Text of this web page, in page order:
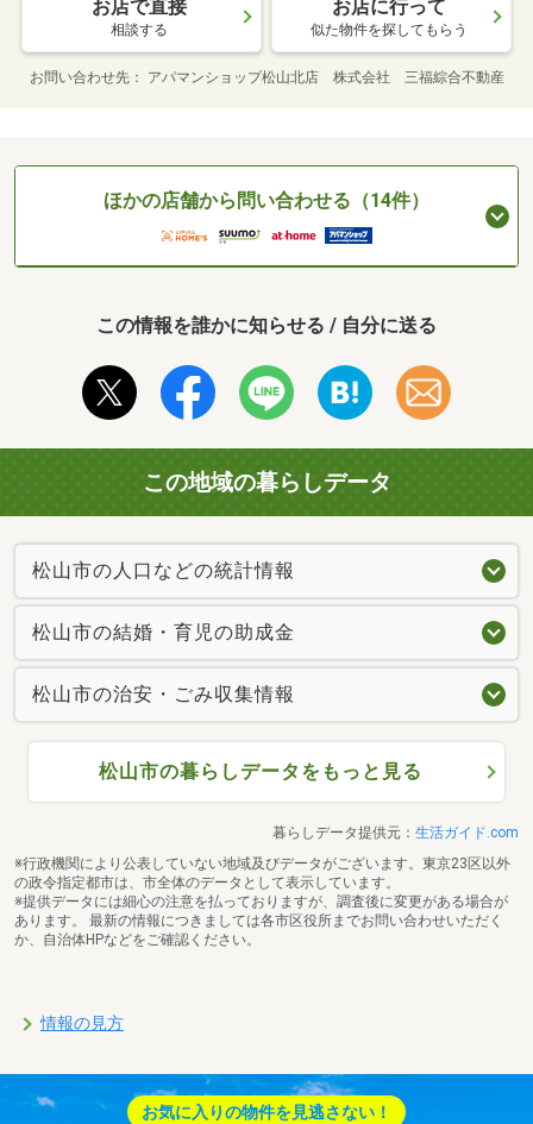
お店で直接
相談する
お店に行って
似た物件を探してもらう
お問い合わせ先 アパマンショップ松山北店 株式会社 三福綜合不動産
ほかの店舗から問い合わせる（14件）
この情報を誰かに知らせる / 自分に送る
この地域の暮らしデータ
松山市の人口などの統計情報
松山市の結婚・育児の助成金
松山市の治安・ごみ収集情報
松山市の暮らしデータをもっと見る
暮らしデータ提供元： 生活ガイド.com
※行政機関により公表していない地域及びデータがございます。東京23区以外
の政令指定都市は、市全体のデータとして表示しています。
※提供データには細心の注意を払っておりますが、調査後に変更がある場合が
あります。 最新の情報につきましては各市区役所までお問い合わせいただく
か、自治体HPなどをご確認ください。
情報の見方
お気に入りの物件を見逃さない！